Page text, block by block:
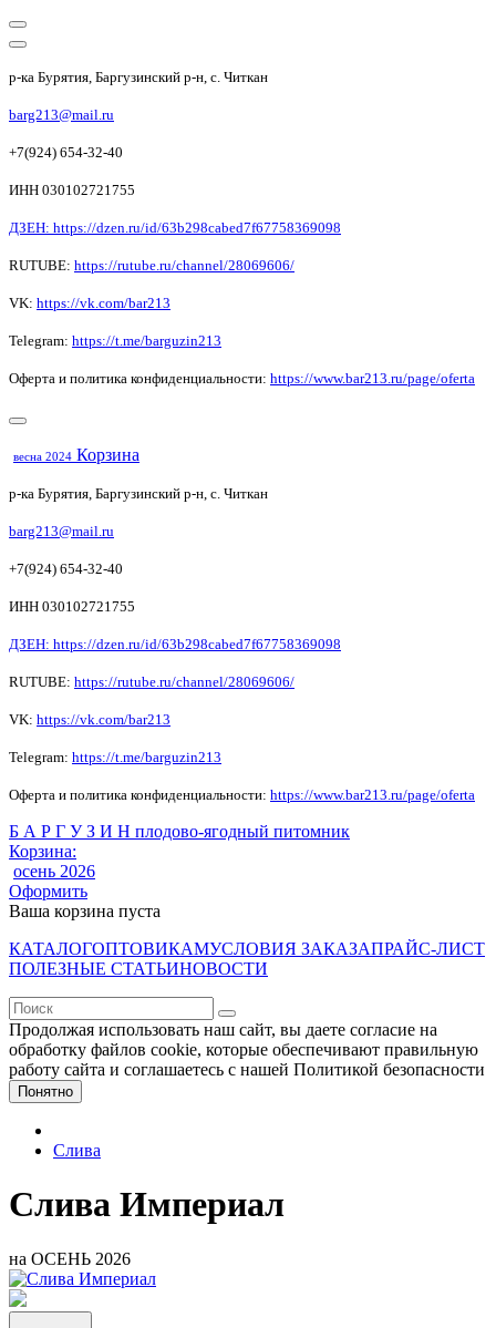
р-ка Бурятия, Баргузинский р-н, с. Читкан
barg213@mail.ru
+7(924) 654-32-40
ИНН 030102721755
ДЗЕН: https://dzen.ru/id/63b298cabed7f67758369098
RUTUBE: https://rutube.ru/channel/28069606/
VK: https://vk.com/bar213
Telegram: https://t.me/barguzin213
Оферта и политика конфиденциальности: https://www.bar213.ru/page/oferta
весна 2024 Корзина
р-ка Бурятия, Баргузинский р-н, с. Читкан
barg213@mail.ru
+7(924) 654-32-40
ИНН 030102721755
ДЗЕН: https://dzen.ru/id/63b298cabed7f67758369098
RUTUBE: https://rutube.ru/channel/28069606/
VK: https://vk.com/bar213
Telegram: https://t.me/barguzin213
Оферта и политика конфиденциальности: https://www.bar213.ru/page/oferta
Б А Р Г У З И Н плодово-ягодный питомник
Корзина:
осень 2026
Оформить
Ваша корзина пуста
КАТАЛОГОПТОВИКАМУСЛОВИЯ ЗАКАЗАПРАЙС-ЛИСТ
ПОЛЕЗНЫЕ СТАТЬИНОВОСТИ
Продолжая использовать наш сайт, вы даете согласие на
обработку файлов cookie, которые обеспечивают правильную
работу сайта и соглашаетесь с нашей Политикой безопасности
Понятно
Слива
Слива Империал
на ОСЕНЬ 2026